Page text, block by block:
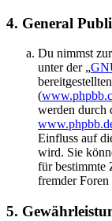
4. General
Du nimmst
unter der „
(
werden durch
Einfluss auf
wird. Sie
für bestimmte
fremder
5.